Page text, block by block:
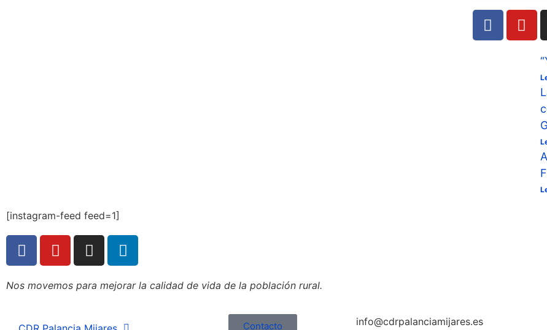
[instagram-feed feed=1]
Nos movemos para mejorar la calidad de vida de la población rural.
Contacto info@cdrpalanciamijares.es